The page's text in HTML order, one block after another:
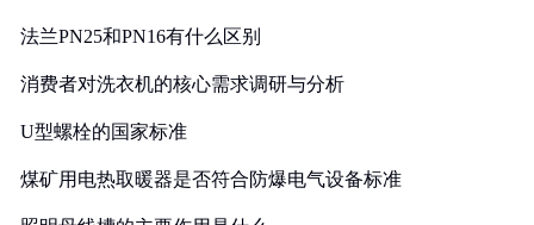
法兰PN25和PN16有什么区别
消费者对洗衣机的核心需求调研与分析
U型螺栓的国家标准
煤矿用电热取暖器是否符合防爆电气设备标准